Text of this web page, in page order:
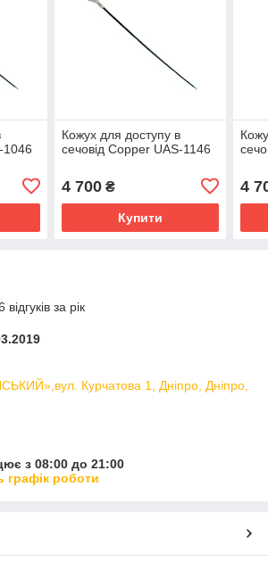
1046
Кожух для доступу в
сечовід Copper UAS-1146
4 700₴
Купити
4
за рік
Курчатова 1, Дніпро, Дніпро,
з 08:00 до 21:00
графік роботи